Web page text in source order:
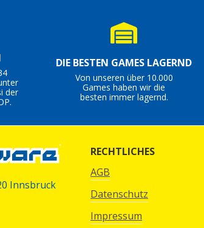
der
DIE BESTEN GAMES LAGERND
Von unseren über 10.000
Games haben wir die
besten immer lagernd.
Innsbruck
RECHTLICHES
AGB
Datenschutz
Impressum